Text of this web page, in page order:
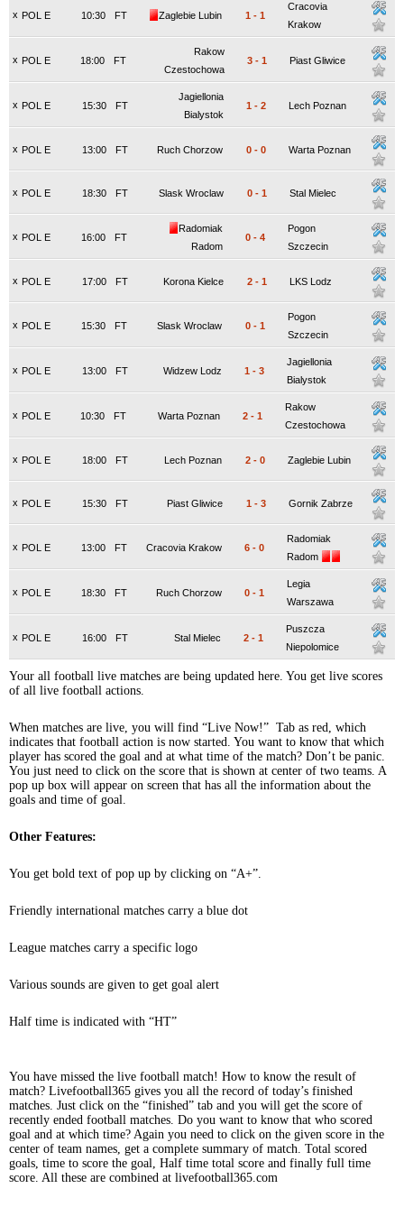
x POL E FT
10:30 Zaglebie Lubin 1 - 1
Cracovia
Krakow
x POL E FT
18:00
Rakow
Czestochowa
3 - 1 Piast Gliwice
x POL E FT
15:30
Jagiellonia
Bialystok
1 - 2 Lech Poznan
x POL E FT
13:00 Ruch Chorzow 0 - 0 Warta Poznan
x POL E FT
18:30 Slask Wroclaw 0 - 1 Stal Mielec
x POL E FT
16:00
Radomiak
Radom
0 - 4
Pogon
Szczecin
x POL E FT
17:00 Korona Kielce 2 - 1 LKS Lodz
x POL E FT
15:30 Slask Wroclaw 0 - 1
Pogon
Szczecin
x POL E FT
13:00 Widzew Lodz 1 - 3
Jagiellonia
Bialystok
x POL E FT
10:30 Warta Poznan 2 - 1
Rakow
Czestochowa
x POL E FT
18:00 Lech Poznan 2 - 0 Zaglebie Lubin
x POL E FT
15:30 Piast Gliwice 1 - 3 Gornik Zabrze
x POL E FT
13:00 Cracovia Krakow 6 - 0
Radomiak
Radom
x POL E FT
18:30 Ruch Chorzow 0 - 1
Legia
Warszawa
x POL E FT
16:00 Stal Mielec 2 - 1
Puszcza
Niepolomice
Your all football live matches are being updated here. You get live scores
of all live football actions.
When matches are live, you will find “Live Now!” Tab as red, which
indicates that football action is now started. You want to know that which
player has scored the goal and at what time of the match? Don’t be panic.
You just need to click on the score that is shown at center of two teams. A
pop up box will appear on screen that has all the information about the
goals and time of goal.
Other Features:
You get bold text of pop up by clicking on “A+”.
Friendly international matches carry a blue dot
League matches carry a specific logo
Various sounds are given to get goal alert
Half time is indicated with “HT”
You have missed the live football match! How to know the result of
match? Livefootball365 gives you all the record of today’s finished
matches. Just click on the “finished” tab and you will get the score of
recently ended football matches. Do you want to know that who scored
goal and at which time? Again you need to click on the given score in the
center of team names, get a complete summary of match. Total scored
goals, time to score the goal, Half time total score and finally full time
score. All these are combined at livefootball365.com